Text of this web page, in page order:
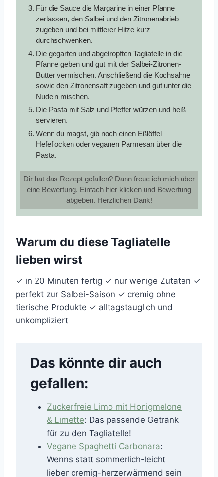
Für die Sauce die Margarine in einer Pfanne
zerlassen, den Salbei und den Zitronenabrieb
zugeben und bei mittlerer Hitze kurz
durchschwenken.
Die gegarten und abgetropften Tagliatelle in die
Pfanne geben und gut mit der Salbei-Zitronen-
Butter vermischen. Anschließend die Kochsahne
sowie den Zitronensaft zugeben und gut unter die
Nudeln mischen.
Die Pasta mit Salz und Pfeffer würzen und heiß
servieren.
Wenn du magst, gib noch einen Eßlöffel
Hefeflocken oder veganen Parmesan über die
Pasta.
Dir hat das Rezept gefallen? Dann freue ich mich über
eine Bewertung. Einfach hier klicken und Bewertung
abgeben. Herzlichen Dank!
Warum du diese Tagliatelle
lieben wirst
✓ in 20 Minuten fertig ✓ nur wenige Zutaten ✓
perfekt zur Salbei-Saison ✓ cremig ohne
tierische Produkte ✓ alltagstauglich und
unkompliziert
Das könnte dir auch
gefallen:
Zuckerfreie Limo mit Honigmelone
& Limette: Das passende Getränk
für zu den Tagliatelle!
Vegane Spaghetti Carbonara:
Wenns statt sommerlich-leicht
lieber cremig-herzerwärmend sein